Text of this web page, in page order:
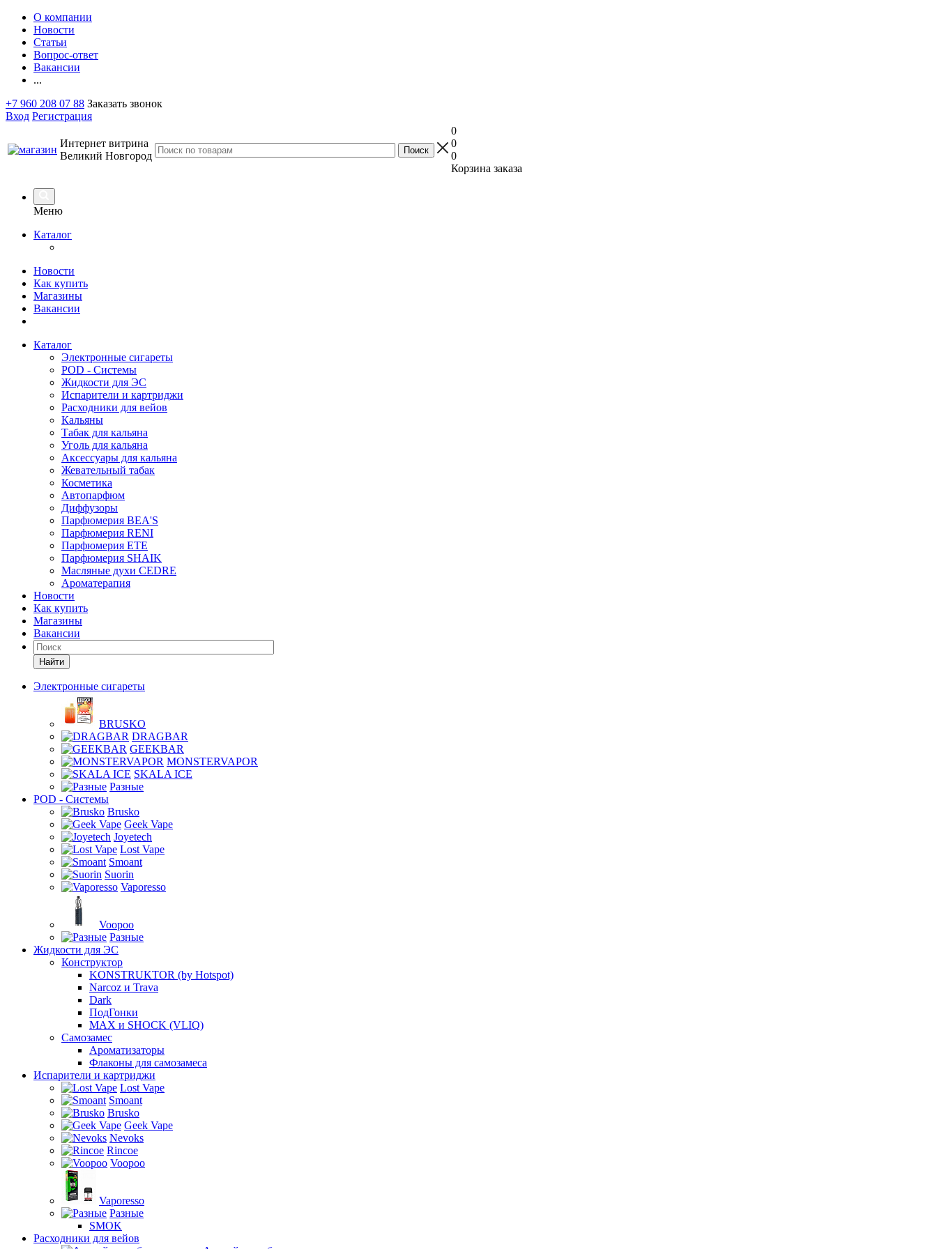
О компании
Новости
Статьи
Вопрос-ответ
Вакансии
...
+7 960 208 07 88 Заказать звонок
Вход Регистрация
Интернет витрина
Великий Новгород
0
0
0
Корзина заказа
Меню
Каталог
Новости
Как купить
Магазины
Вакансии
Каталог
Электронные сигареты
POD - Системы
Жидкости для ЭС
Испарители и картриджи
Расходники для вейов
Кальяны
Табак для кальяна
Уголь для кальяна
Аксессуары для кальяна
Жевательный табак
Косметика
Автопарфюм
Диффузоры
Парфюмерия BEA'S
Парфюмерия RENI
Парфюмерия ETE
Парфюмерия SHAIK
Масляные духи CEDRE
Ароматерапия
Новости
Как купить
Магазины
Вакансии
Найти
Электронные сигареты
BRUSKO
DRAGBAR
GEEKBAR
MONSTERVAPOR
SKALA ICE
Разные
POD - Системы
Brusko
Geek Vape
Joyetech
Lost Vape
Smoant
Suorin
Vaporesso
Voopoo
Разные
Жидкости для ЭС
Конструктор
KONSTRUKTOR (by Hotspot)
Narcoz и Trava
Dark
ПодГонки
MAX и SHOCK (VLIQ)
Самозамес
Ароматизаторы
Флаконы для самозамеса
Испарители и картриджи
Lost Vape
Smoant
Brusko
Geek Vape
Nevoks
Rincoe
Voopoo
Vaporesso
Разные
SMOK
Расходники для вейов